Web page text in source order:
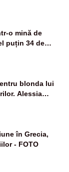
o mină de
puțin 34 de
blonda lui
Alessia
în Grecia,
- FOTO